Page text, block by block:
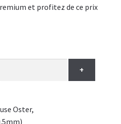
et profitez de ce prix
+